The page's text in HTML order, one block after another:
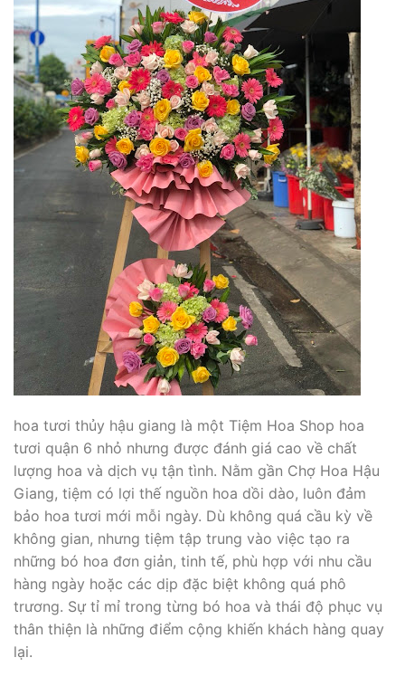
hoa tươi thủy hậu giang là một Tiệm Hoa Shop hoa
tươi quận 6 nhỏ nhưng được đánh giá cao về chất
lượng hoa và dịch vụ tận tình. Nằm gần Chợ Hoa Hậu
Giang, tiệm có lợi thế nguồn hoa dồi dào, luôn đảm
bảo hoa tươi mới mỗi ngày. Dù không quá cầu kỳ về
không gian, nhưng tiệm tập trung vào việc tạo ra
những bó hoa đơn giản, tinh tế, phù hợp với nhu cầu
hàng ngày hoặc các dịp đặc biệt không quá phô
trương. Sự tỉ mỉ trong từng bó hoa và thái độ phục vụ
thân thiện là những điểm cộng khiến khách hàng quay
lại.